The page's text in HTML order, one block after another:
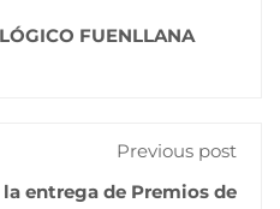
FUENLLANA
Previous post
entrega de Premios de